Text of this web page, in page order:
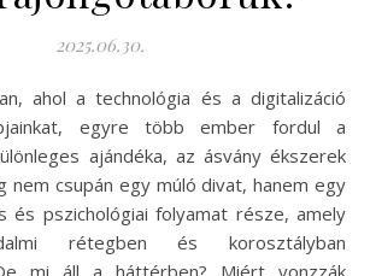
2025.06.30.
egyre több ember fordul a
ajándéka, az ásvány ékszerek
nem csupán egy múló divat, hanem egy
és pszichológiai folyamat része, amely
rétegben és korosztályban